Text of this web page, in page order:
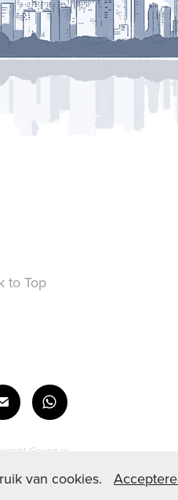
to Top
Govart.nl
van cookies.